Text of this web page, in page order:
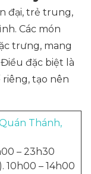
đại, trẻ trung,
Các món
trưng, mang
đặc biệt là
tạo nên
Thánh,
– 23h30
10h00 – 14h00